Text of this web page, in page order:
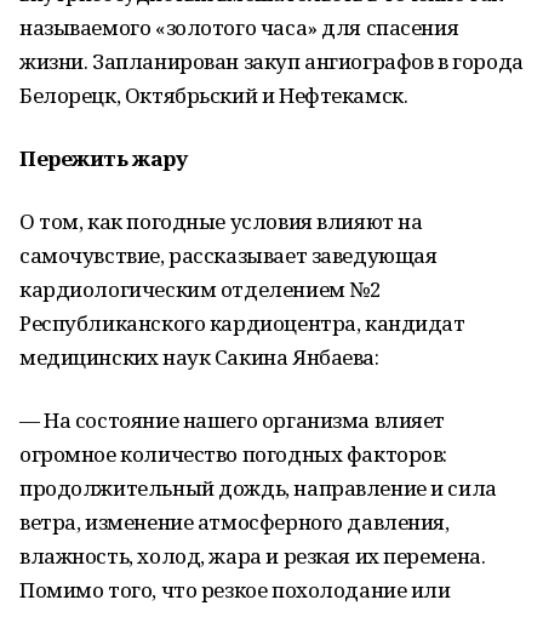
называемого «золотого часа» для спасения
жизни. Запланирован закуп ангиографов в города
Белорецк, Октябрьский и Нефтекамск.
Пережить жару
О том, как погодные условия влияют на
самочувствие, рассказывает заведующая
кардиологическим отделением №2
Республиканского кардиоцентра, кандидат
медицинских наук Сакина Янбаева:
— На состояние нашего организма влияет
огромное количество погодных факторов:
продолжительный дождь, направление и сила
ветра, изменение атмосферного давления,
влажность, холод, жара и резкая их перемена.
Помимо того, что резкое похолодание или